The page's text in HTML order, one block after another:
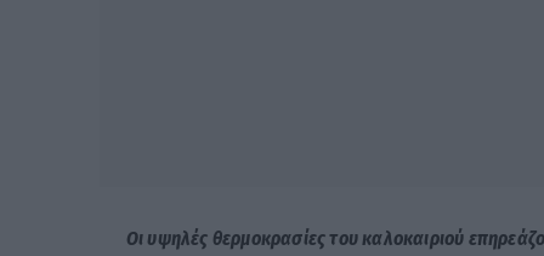
Οι υψηλές θερμοκρασίες του καλοκαιριού